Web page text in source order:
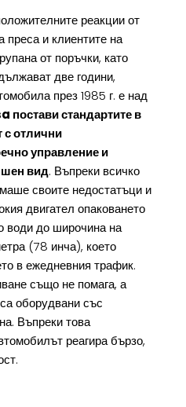
реакции от
преса и клиентите на
от поръчки, като
две години,
през 1985 г. е над
стандартите в
с отлични
управление и
вид. Въпреки всичко
своите недостатъци и
двигател опаковането
води до широчина на
(78 инча), което
в ежедневния трафик.
също не помага, а
оборудвани със
Въпреки това
реагира бързо,